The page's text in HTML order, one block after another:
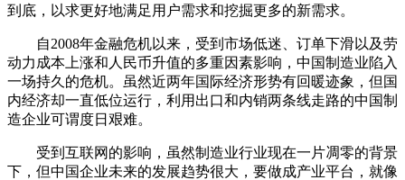
到底，以求更好地满足用户需求和挖掘更多的新需求。
自2008年金融危机以来，受到市场低迷、订单下滑以及劳
动力成本上涨和人民币升值的多重因素影响，中国制造业陷入
一场持久的危机。虽然近两年国际经济形势有回暖迹象，但国
内经济却一直低位运行，利用出口和内销两条线走路的中国制
造企业可谓度日艰难。
受到互联网的影响，虽然制造业行业现在一片凋零的背景
下，但中国企业未来的发展趋势很大，要做成产业平台，就像